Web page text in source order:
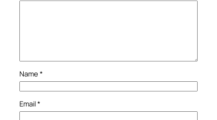
Name *
Email*